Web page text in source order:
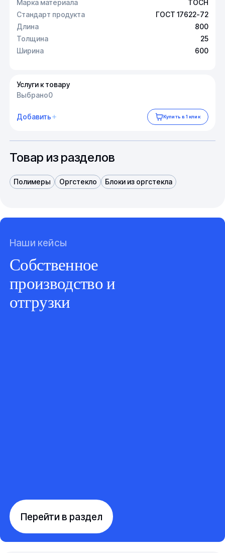
Марка материала
ТОСН
Стандарт продукта
ГОСТ 17622-72
Длина
800
Толщина
25
Ширина
600
Услуги к товару
Выбрано0
Добавить Купить в 1 клик
Товар из разделов
Полимеры Оргстекло Блоки из оргстекла
Наши кейсы
Собственное
производство и
отгрузки
Перейти в раздел